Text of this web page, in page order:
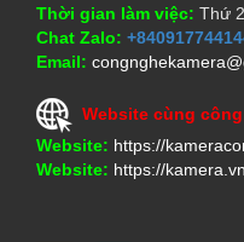
Thời gian làm việc: Thứ
Chat Zalo:
Email:
Website cùng
Website: https://
Website: https://kamera.vn